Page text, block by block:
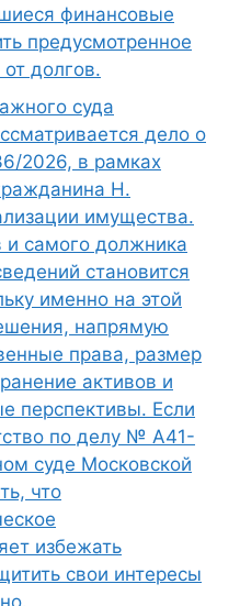
финансовые
предусмотренное
долгов.
суда
дело о
2026, в рамках
Н.
имущества.
и самого должника
становится
именно на этой
напрямую
права, размер
активов и
перспективы. Если
по делу № А41-
суде Московской
что
избежать
свои интересы